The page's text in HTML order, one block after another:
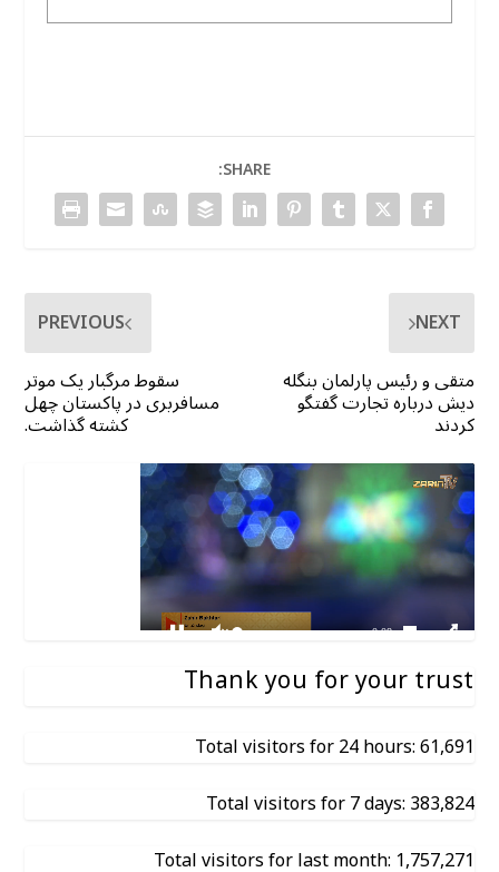
SHARE:
PREVIOUS
سقوط مرگبار یک موتر
مسافربری در پاکستان چهل
کشته گذاشت.
NEXT
متقی و رئیس پارلمان بنگله
دیش درباره تجارت گفتگو
کردند
Thank you for your trust
Total visitors for 24 hours: 61,691
Total visitors for 7 days: 383,824
Total visitors for last month: 1,757,271